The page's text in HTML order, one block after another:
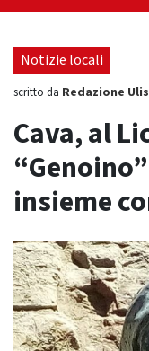
Mare,
Notizie locali
scritto da Redazione
Cava, al
insieme